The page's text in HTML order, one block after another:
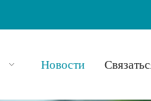
Новости